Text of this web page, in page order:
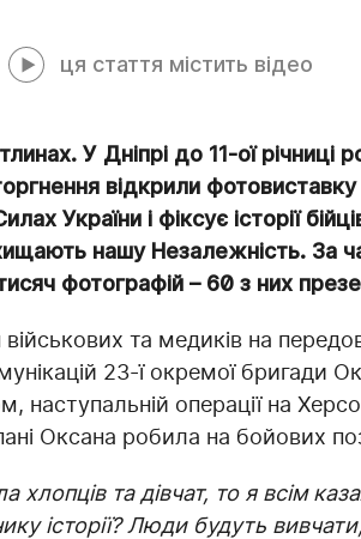
ця стаття містить відео
У Дніпрі до 11-ої річниці
відкрили
України і фіксує історії
нашу Незалежність. За
фотографій – 60 з них
військових та медиків на
23-ї окремої бригади
наступальній операції на
Оксана робила на бойових
хлопців та дівчат, то я всім
історії? Люди будуть